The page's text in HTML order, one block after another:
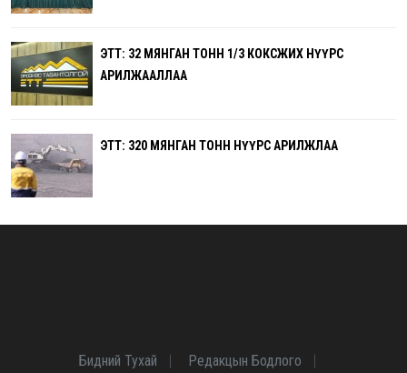
ЭТТ: 32 МЯНГАН ТОНН 1/3 КОКСЖИХ НҮҮРС
АРИЛЖААЛЛАА
ЭТТ: 320 МЯНГАН ТОНН НҮҮРС АРИЛЖЛАА
Бидний Тухай Редакцын Бодлого